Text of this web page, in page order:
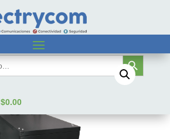
Botón de búsqueda
$0.00
/ SBE-GNL20URV600